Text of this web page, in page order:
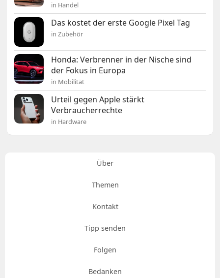
in Handel
Das kostet der erste Google Pixel Tag
in Zubehör
Honda: Verbrenner in der Nische sind
der Fokus in Europa
in Mobilität
Urteil gegen Apple stärkt
Verbraucherrechte
in Hardware
Über
Themen
Kontakt
Tipp senden
Folgen
Bedanken